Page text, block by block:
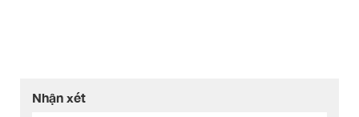
Nhận xét